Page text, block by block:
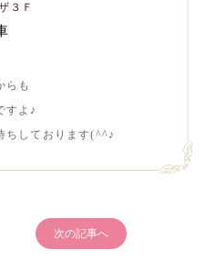
３Ｆ
らも
すよ♪
ちしております(^^♪
次の記事へ